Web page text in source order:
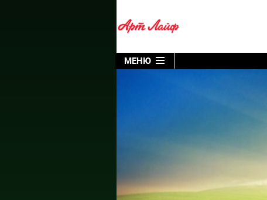
МЕНЮ